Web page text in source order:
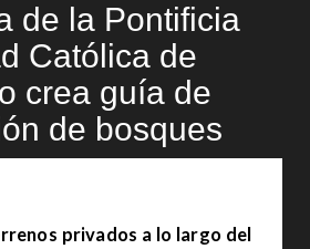
de la Pontificia
Católica de
crea guía de
de bosques
privados a lo largo del